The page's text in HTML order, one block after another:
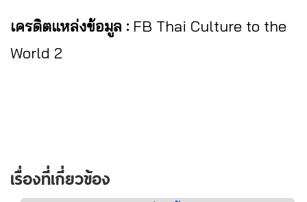
เครดิตแหล่งข้อมูล : FB Thai Culture to the
World 2
เรื่องที่เกี่ยวข้อง